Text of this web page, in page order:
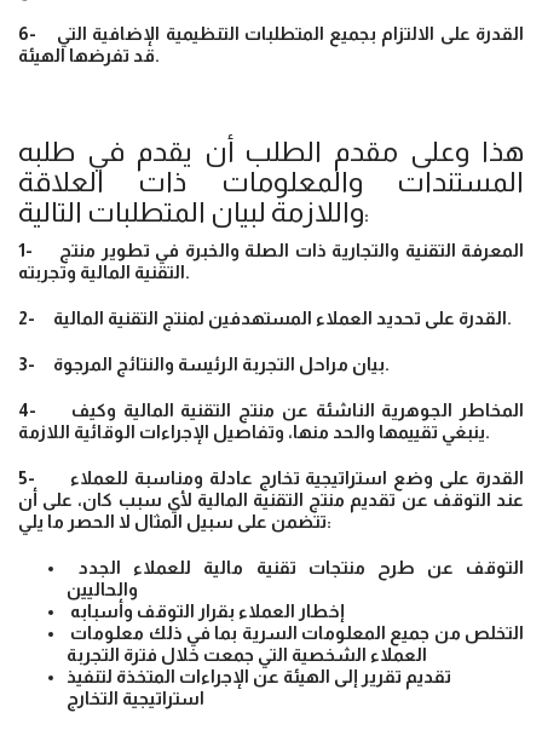
6- القدرة على الالتزام بجميع المتطلبات التنظيمية الإضافية التي
قد تفرضها الهيئة.
هذا وعلى مقدم الطلب أن يقدم في طلبه
المستندات والمعلومات ذات العلاقة
واللازمة لبيان المتطلبات التالية:
1- المعرفة التقنية والتجارية ذات الصلة والخبرة في تطوير منتج
التقنية المالية وتجربته.
2- القدرة على تحديد العملاء المستهدفين لمنتج التقنية المالية.
3- بيان مراحل التجربة الرئيسة والنتائج المرجوة.
4- المخاطر الجوهرية الناشئة عن منتج التقنية المالية وكيف
ينبغي تقييمها والحد منها، وتفاصيل الإجراءات الوقائية اللازمة.
5- القدرة على وضع استراتيجية تخارج عادلة ومناسبة للعملاء
عند التوقف عن تقديم منتج التقنية المالية لأي سبب كان، على أن
تتضمن على سبيل المثال لا الحصر ما يلي:
التوقف عن طرح منتجات تقنية مالية للعملاء الجدد
والحاليين
إخطار العملاء بقرار التوقف وأسبابه
العملاء الشخصية التي جمعت خلال فترة التجربة
تقديم تقرير إلى الهيئة عن الإجراءات المتخذة لتنفيذ
استراتيجية التخارج